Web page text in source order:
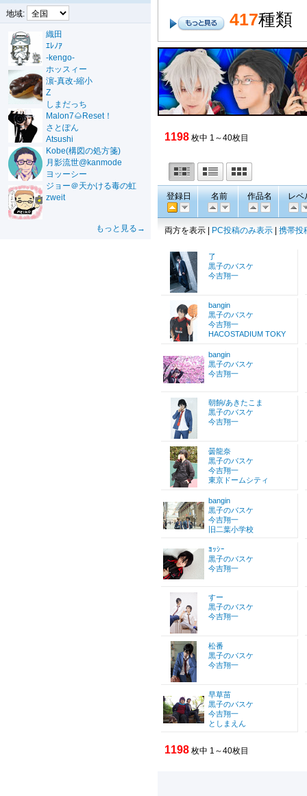
地域:
織田
ｴﾚﾉｱ
-kengo-
ホッスィー
濵-真改-縮小
Z
しまだっち
Malon7🌰Reset！
さとぽん
Atsushi
Kobe(構図の処方箋)
月影流世@kanmode
ヨッーシー
ジョー＠天かける毒の虹
zweit
もっと見る→
417種類
1198 枚中 1～40枚目
登録日 名前 作品名 レベ
両方を表示 | PC投稿のみ表示 携帯投
了
黒子のバスケ
今吉翔一
bangin
黒子のバスケ
今吉翔一
HACOSTADIUM TOKY
bangin
黒子のバスケ
今吉翔一
朝餉/あきたこま
黒子のバスケ
今吉翔一
曇龍奈
黒子のバスケ
今吉翔一
東京ドームシティ
bangin
黒子のバスケ
今吉翔一
旧二葉小学校
ﾖｯｼｰ
黒子のバスケ
今吉翔一
すー
黒子のバスケ
今吉翔一
松番
黒子のバスケ
今吉翔一
早草苗
黒子のバスケ
今吉翔一
としまえん
1198 枚中 1～40枚目